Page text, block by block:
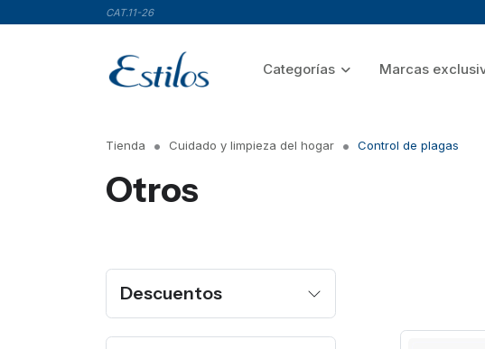
CAT.11-26
Categorías Marcas
Tienda Cuidado y limpieza del hogar Control de plagas
Otros
Descuentos